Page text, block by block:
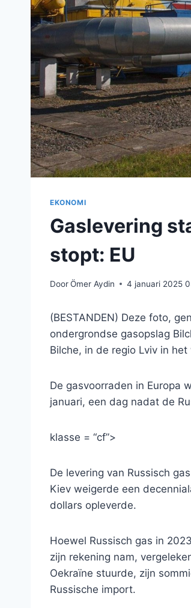
EKONOMI
Gaslevering
stopt: EU
DoorÖmer Aydin 4 januari 2025
(BESTANDEN) Deze foto,
ondergrondse gasopslag
Bilche, in de regio Lviv in
De gasvoorraden in Europa
januari, een dag nadat de
klasse = “cf”>
De levering van Russisch
Kiev weigerde een
dollars opleverde.
Hoewel Russisch gas in
zijn rekening nam,
Oekraïne stuurde, zijn
Russische import.